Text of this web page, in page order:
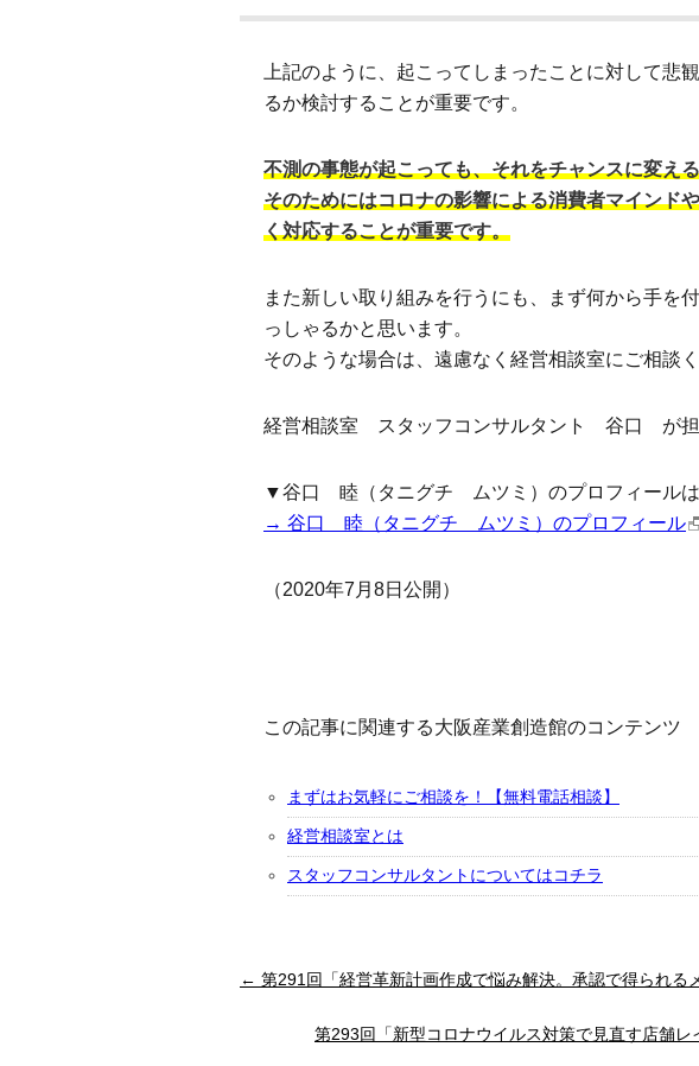
上記のように、起こってしまったことに対して悲
るか検討することが重要です。
不測の事態が起こっても、それをチャンスに変え
そのためにはコロナの影響による消費者マインド
く対応することが重要です。
また新しい取り組みを行うにも、まず何から手を
っしゃるかと思います。
そのような場合は、遠慮なく経営相談室にご相談く
経営相談室 スタッフコンサルタント 谷口 が担
▼谷口 睦（タニグチ ムツミ）のプロフィールは
→ 谷口 睦（タニグチ ムツミ）のプロフィール
（2020年7月8日公開）
この記事に関連する大阪産業創造館のコンテンツ
まずはお気軽にご相談を！【無料電話相談】
経営相談室とは
スタッフコンサルタントについてはコチラ
← 第291回「経営革新計画作成で悩み解決。承認で得られる
第293回「新型コロナウイルス対策で見直す店舗